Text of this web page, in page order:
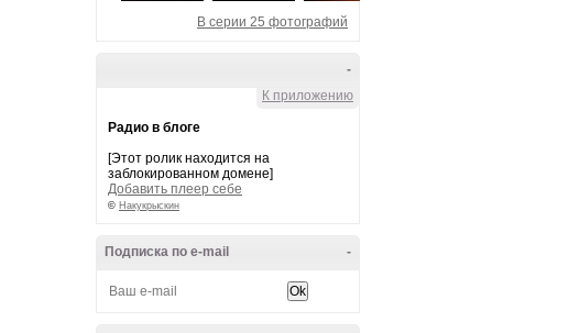
В серии 25 фотографий
-
К приложению
Радио в блоге
[Этот ролик находится на
заблокированном домене]
Добавить плеер себе
© Накукрыскин
-
Подписка по e-mail